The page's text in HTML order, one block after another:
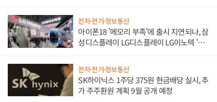
전자·전기·정보통신
아이폰18 '메모리 부족'에 출시 지연되나, 삼
성디스플레이 LG디스플레이 LG이노텍 '탈
전자·전기·정보통신
SK하이닉스 1주당 375원 현금배당 실시, 추
가 주주환원 계획 9월 공개 예정